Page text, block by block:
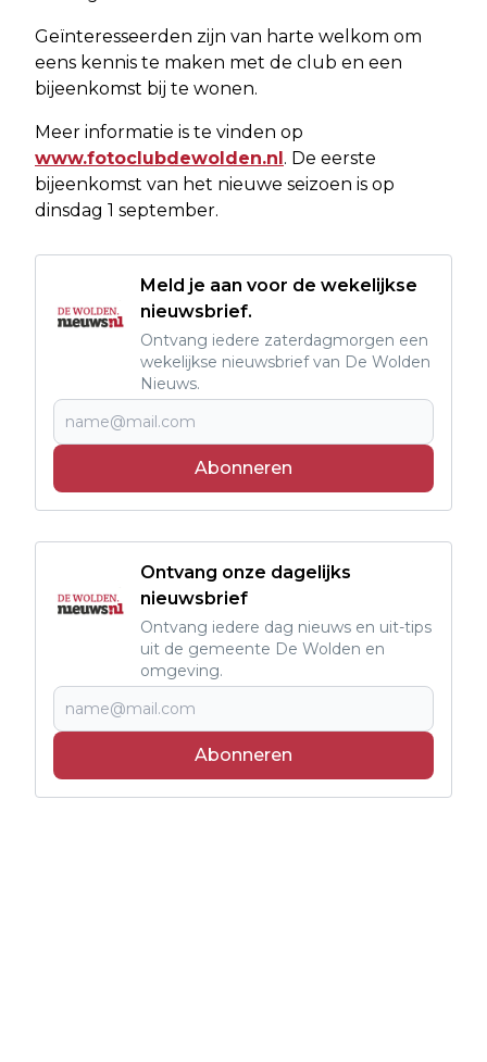
Geïnteresseerden zijn van harte welkom om
eens kennis te maken met de club en een
bijeenkomst bij te wonen.
Meer informatie is te vinden op
www.fotoclubdewolden.nl. De eerste
bijeenkomst van het nieuwe seizoen is op
dinsdag 1 september.
Meld je aan voor de wekelijkse
nieuwsbrief.
Ontvang iedere zaterdagmorgen een
wekelijkse nieuwsbrief van De Wolden
Nieuws.
Abonneren
Ontvang onze dagelijks
nieuwsbrief
Ontvang iedere dag nieuws en uit-tips
uit de gemeente De Wolden en
omgeving.
Abonneren